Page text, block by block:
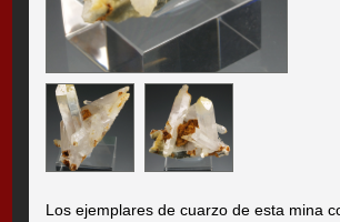
Los ejemplares de cuarzo de esta mina